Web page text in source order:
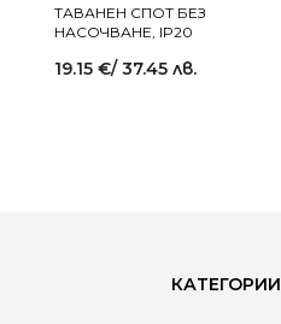
ТАВАНЕН СПОТ БЕЗ
НАСОЧВАНЕ, IP20
19.15 €/ 37.45 лв.
КАТЕГОРИИ